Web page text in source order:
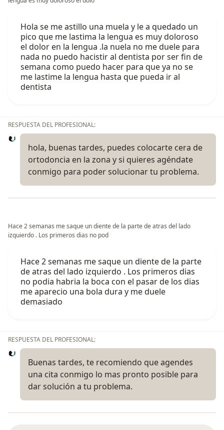
Hola se me astillo una muela y le a quedado un
pico que me lastima la lengua es muy doloroso
el dolor en la lengua .la nuela no me duele para
nada no puedo hacistir al dentista por ser fin de
semana como puedo hacer para que ya no se
me lastime la lengua hasta que pueda ir al
dentista
RESPUESTA DEL PROFESIONAL:
hola, buenas tardes, puedes colocarte cera de
ortodoncia en la zona y si quieres agéndate
conmigo para poder solucionar tu problema.
Hace 2 semanas me saque un diente de la parte de atras del lado
izquierdo . Los primeros dias no pod
Hace 2 semanas me saque un diente de la parte
de atras del lado izquierdo . Los primeros dias
no podia habria la boca con el pasar de los dias
me aparecio una bola dura y me duele
demasiado
RESPUESTA DEL PROFESIONAL:
Buenas tardes, te recomiendo que agendes
una cita conmigo lo mas pronto posible para
dar solución a tu problema.